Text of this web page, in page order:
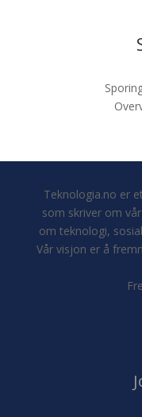
Teknologia.no er
som skriver om
om teknologi,
Vår visjon er å